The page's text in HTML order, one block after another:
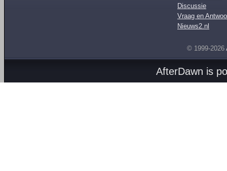
Discussie
Vraag en
Nieuws2.nl
© 1999-2026
AfterDawn is